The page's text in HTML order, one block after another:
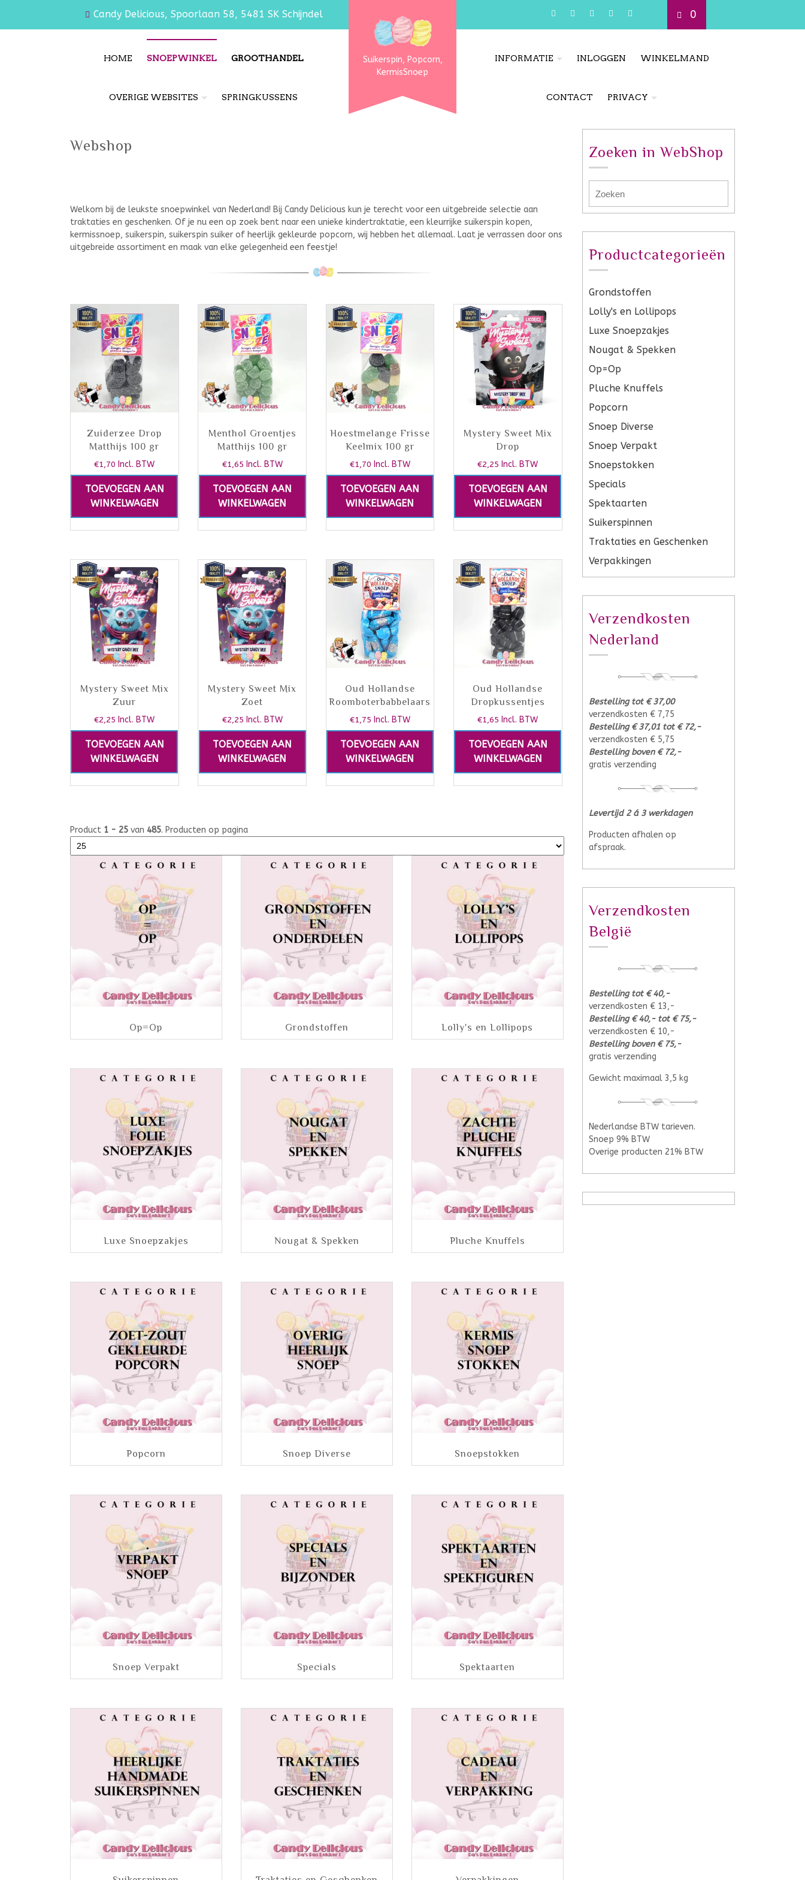
Candy Delicious, Spoorlaan 58, 5481 SK Schijndel 0
HOME SNOEPWINKEL GROOTHANDEL
OVERIGE WEBSITES SPRINGKUSSENS
Suikerspin, Popcorn,
KermisSnoep
INFORMATIE INLOGGEN WINKELMAND
CONTACT PRIVACY
Webshop
Welkom bij de leukste snoepwinkel van Nederland! Bij Candy Delicious kun je terecht voor een uitgebreide selectie aan
traktaties en geschenken. Of je nu een op zoek bent naar een unieke kindertraktatie, een kleurrijke suikerspin kopen,
kermissnoep, suikerspin, suikerspin suiker of heerlijk gekleurde popcorn, wij hebben het allemaal. Laat je verrassen door ons
uitgebreide assortiment en maak van elke gelegenheid een feestje!
Zuiderzee Drop
Matthijs 100 gr
€1,70 Incl. BTW
TOEVOEGEN AAN
WINKELWAGEN
Menthol Groentjes
Matthijs 100 gr
€1,65 Incl. BTW
TOEVOEGEN AAN
WINKELWAGEN
Hoestmelange Frisse
Keelmix 100 gr
€1,70 Incl. BTW
TOEVOEGEN AAN
WINKELWAGEN
Mystery Sweet Mix
Drop
€2,25 Incl. BTW
TOEVOEGEN AAN
WINKELWAGEN
Mystery Sweet Mix
Zuur
€2,25 Incl. BTW
TOEVOEGEN AAN
WINKELWAGEN
Mystery Sweet Mix
Zoet
€2,25 Incl. BTW
TOEVOEGEN AAN
WINKELWAGEN
Oud Hollandse
Roomboterbabbelaars
€1,75 Incl. BTW
TOEVOEGEN AAN
WINKELWAGEN
Oud Hollandse
Dropkussentjes
€1,65 Incl. BTW
TOEVOEGEN AAN
WINKELWAGEN
Product 1 - 25 van 485. Producten op pagina
Op=Op Grondstoffen Lolly's en Lollipops
Luxe Snoepzakjes Nougat & Spekken Pluche Knuffels
Popcorn Snoep Diverse Snoepstokken
Snoep Verpakt Specials Spektaarten
Zoeken in WebShop
Productcategorieën
Grondstoffen
Lolly's en Lollipops
Luxe Snoepzakjes
Nougat & Spekken
Op=Op
Pluche Knuffels
Popcorn
Snoep Diverse
Snoep Verpakt
Snoepstokken
Specials
Spektaarten
Suikerspinnen
Traktaties en Geschenken
Verpakkingen
Verzendkosten
Nederland
Bestelling tot € 37,00
verzendkosten € 7,75
Bestelling € 37,01 tot € 72,-
verzendkosten € 5,75
Bestelling boven € 72,-
gratis verzending
Levertijd 2 á 3 werkdagen
Producten afhalen op
afspraak.
Verzendkosten
België
Bestelling tot € 40,-
verzendkosten € 13,-
Bestelling € 40,- tot € 75,-
verzendkosten € 10,-
Bestelling boven € 75,-
gratis verzending
Gewicht maximaal 3,5 kg
Nederlandse BTW tarieven.
Snoep 9% BTW
Overige producten 21% BTW